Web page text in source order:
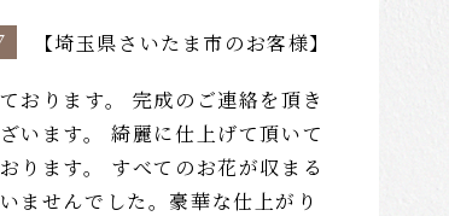
【埼玉県さいたま市のお客様】
おります。 完成のご連絡を頂き
います。 綺麗に仕上げて頂いて
ります。 すべてのお花が収まる
ませんでした。豪華な仕上がり